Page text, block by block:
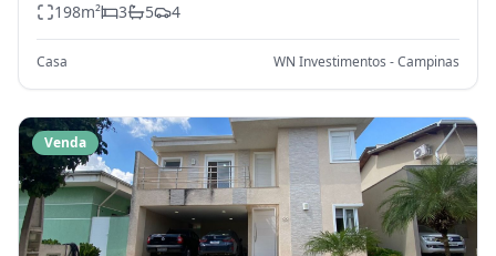
198m² 3 5 4
Casa WN Investimentos - Campinas
Venda